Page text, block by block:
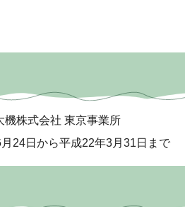
機株式会社 東京事業所
24日から平成22年3月31日まで